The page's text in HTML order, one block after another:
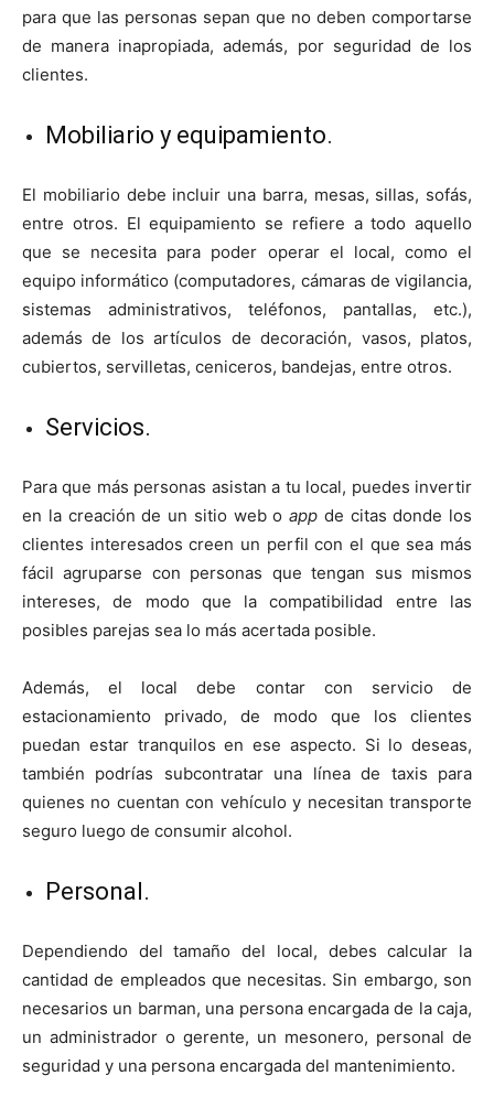
para que las personas sepan que no deben comportarse
de manera inapropiada, además, por seguridad de los
clientes.
Mobiliario y equipamiento.
El mobiliario debe incluir una barra, mesas, sillas, sofás,
entre otros. El equipamiento se refiere a todo aquello
que se necesita para poder operar el local, como el
equipo informático (computadores, cámaras de vigilancia,
sistemas administrativos, teléfonos, pantallas, etc.),
además de los artículos de decoración, vasos, platos,
cubiertos, servilletas, ceniceros, bandejas, entre otros.
Servicios.
Para que más personas asistan a tu local, puedes invertir
en la creación de un sitio web o app de citas donde los
clientes interesados creen un perfil con el que sea más
fácil agruparse con personas que tengan sus mismos
intereses, de modo que la compatibilidad entre las
posibles parejas sea lo más acertada posible.
Además, el local debe contar con servicio de
estacionamiento privado, de modo que los clientes
puedan estar tranquilos en ese aspecto. Si lo deseas,
también podrías subcontratar una línea de taxis para
quienes no cuentan con vehículo y necesitan transporte
seguro luego de consumir alcohol.
Personal.
Dependiendo del tamaño del local, debes calcular la
cantidad de empleados que necesitas. Sin embargo, son
necesarios un barman, una persona encargada de la caja,
un administrador o gerente, un mesonero, personal de
seguridad y una persona encargada del mantenimiento.